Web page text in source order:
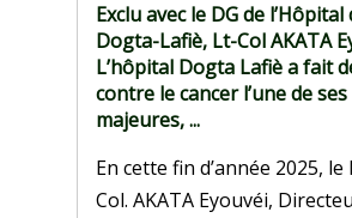
Exclu avec le DG de
Dogta-Lafiè, Lt-Col AKATA
L’hôpital Dogta Lafiè a fait
contre le cancer l’une de
majeures, ...
En cette fin d’année 2025,
Col. AKATA Eyouvéi,